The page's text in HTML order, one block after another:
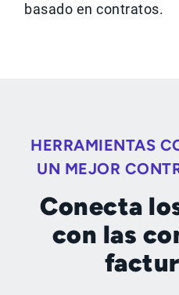
basado en contratos.
HERRAMIENTAS
UN MEJOR
Conecta
con las